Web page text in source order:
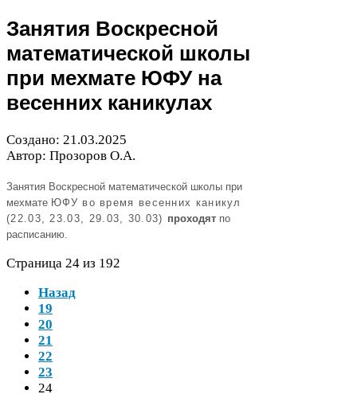
Занятия Воскресной
математической школы
при мехмате ЮФУна
весенних каникулах
Создано: 21.03.2025
Автор: Прозоров О.А.
Занятия Воскресной математической школы при
мехмате ЮФУ во время весенних каникул
(22 .03 23 .03 29 03 30 03) проходятпо
расписанию.
Страница 24 из 192
Назад
19
20
21
22
23
24